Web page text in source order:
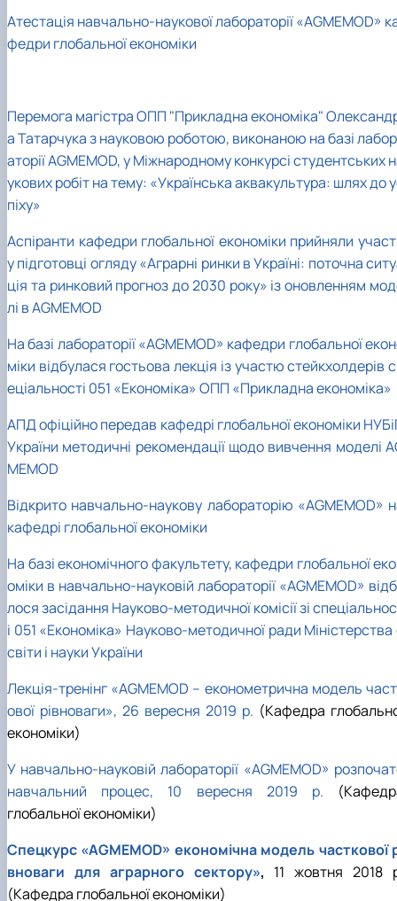
Атестація навчально-наукової лабораторії «AGMEMOD»
федри глобальної економіки
Перемога магістра ОПП "Прикладна економіка"
а Татарчука з науковою роботою, виконаною на базі лабор
аторії AGMEMOD, у Міжнародному конкурсі студентських
укових робіт на тему: «Українська аквакультура: шлях до
піху»
Аспіранти кафедри глобальної економіки прийняли
у підготовці огляду «Аграрні ринки в Україні: поточна
ція та ринковий прогноз до 2030 року» із оновленням
лі в AGMEMOD
На базі лабораторії «AGMEMOD» кафедри глобальної
міки відбулася гостьова лекція із участю стейкхолдерів
еціальності 051 «Економіка» ОПП «Прикладна економіка»
АПД офіційно передав кафедрі глобальної економіки
України методичні рекомендації щодо вивчення моделі
MEMOD
Відкрито навчально-наукову лабораторію «AGMEMOD»
кафедрі глобальної економіки
На базі економічного факультету, кафедри глобальної
оміки в навчально-науковій лабораторії «AGMEMOD»
лося засідання Науково-методичної комісії зі
і 051 «Економіка» Науково-методичної ради Міністерства
світи і науки України
Лекція-тренінг «AGMEMOD – економетрична модель
ової рівноваги», 26 вересня 2019 р. (Кафедра
економіки)
У навчально-науковій лабораторії «AGMEMOD»
навчальний процес, 10 вересня 2019 р.
глобальної економіки)
Спецкурс «AGMEMOD» економічна модель часткової
вноваги для аграрного сектору», 11 жовтня 2018
(Кафедра глобальної економіки)